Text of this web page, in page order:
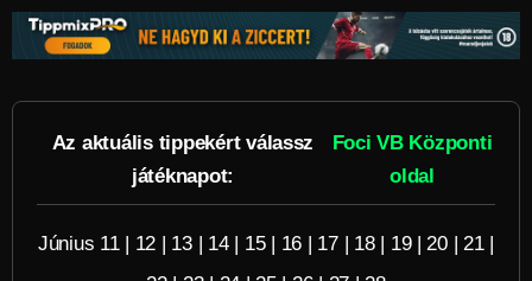
Az aktuális tippekért válassz
játéknapot:
Foci VB Központi
oldal
Június 11| 12 | 13| 14| 15| 16 | 17| 18| 19| 20| 21|